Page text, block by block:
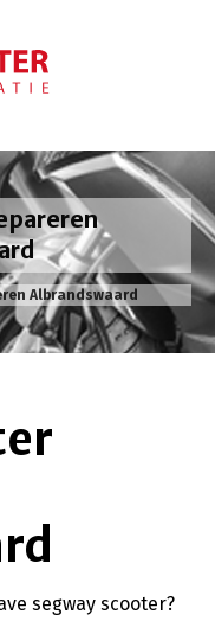
Albrandswaard
segway scooter?